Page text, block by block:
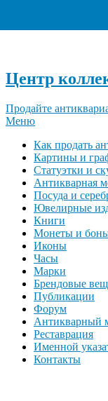
Центр
Продайте
Меню
Как продать
Картины и
Статуэтки и
Антикварная
Посуда и
Ювелирные
Книги
Монеты и
Иконы
Часы
Марки
Брендовые
Публикации
Форум
Антикварный
Реставрация
Именной
Контакты